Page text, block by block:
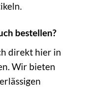
bestellen?
direkt hier in
Wir bieten